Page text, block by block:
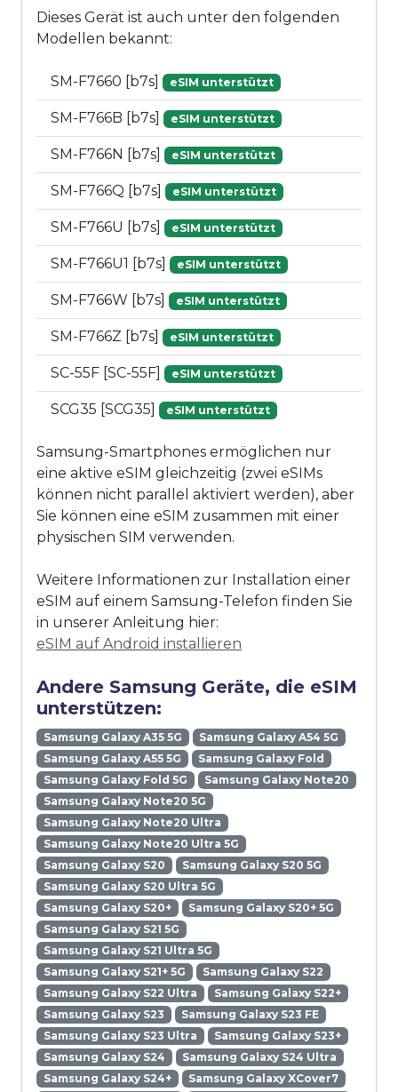
Dieses Gerät ist auch unter den folgenden
Modellen bekannt:
SM-F7660 [b7s] eSIM unterstützt
SM-F766B [b7s] eSIM unterstützt
SM-F766N [b7s] eSIM unterstützt
SM-F766Q [b7s] eSIM unterstützt
SM-F766U [b7s] eSIM unterstützt
SM-F766U1 [b7s] eSIM unterstützt
SM-F766W [b7s] eSIM unterstützt
SM-F766Z [b7s] eSIM unterstützt
SC-55F [SC-55F] eSIM unterstützt
SCG35 [SCG35] eSIM unterstützt
Samsung-Smartphones ermöglichen nur
eine aktive eSIM gleichzeitig (zwei eSIMs
können nicht parallel aktiviert werden), aber
Sie können eine eSIM zusammen mit einer
physischen SIM verwenden.
Weitere Informationen zur Installation einer
eSIM auf einem Samsung-Telefon finden Sie
in unserer Anleitung hier:
eSIM auf Android installieren
Andere Samsung Geräte, die eSIM
unterstützen:
Samsung Galaxy A35 5G
Samsung Galaxy A54 5G
Samsung Galaxy A55 5G
Samsung Galaxy Fold
Samsung Galaxy Fold 5G
Samsung Galaxy Note20
Samsung Galaxy Note20 5G
Samsung Galaxy Note20 Ultra
Samsung Galaxy Note20 Ultra 5G
Samsung Galaxy S20
Samsung Galaxy S20 5G
Samsung Galaxy S20 Ultra 5G
Samsung Galaxy S20+
Samsung Galaxy S20+ 5G
Samsung Galaxy S21 5G
Samsung Galaxy S21 Ultra 5G
Samsung Galaxy S21+ 5G
Samsung Galaxy S22
Samsung Galaxy S22 Ultra
Samsung Galaxy S22+
Samsung Galaxy S23
Samsung Galaxy S23 FE
Samsung Galaxy S23 Ultra
Samsung Galaxy S23+
Samsung Galaxy S24
Samsung Galaxy S24 Ultra
Samsung Galaxy S24+
Samsung Galaxy XCover7